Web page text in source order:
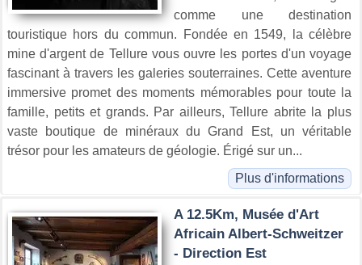
comme une destination
touristique hors du commun. Fondée en 1549, la célèbre
mine d'argent de Tellure vous ouvre les portes d'un voyage
fascinant à travers les galeries souterraines. Cette aventure
immersive promet des moments mémorables pour toute la
famille, petits et grands. Par ailleurs, Tellure abrite la plus
vaste boutique de minéraux du Grand Est, un véritable
trésor pour les amateurs de géologie. Érigé sur un...
Plus d'informations
A 12.5Km, Musée d'Art
Africain Albert-Schweitzer
- Direction Est